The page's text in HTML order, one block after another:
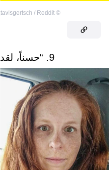
©
tavisgertsch / Reddit
9. “حسناً، لقد فعلتها أخيراً!”